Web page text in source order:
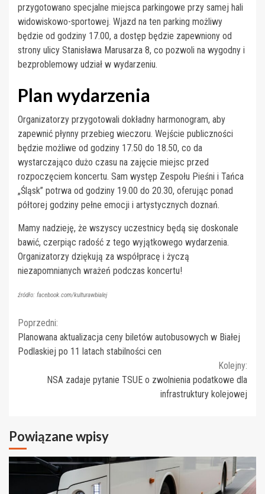
przygotowano specjalne miejsca parkingowe przy samej hali
widowiskowo-sportowej. Wjazd na ten parking możliwy
będzie od godziny 17.00, a dostęp będzie zapewniony od
strony ulicy Stanisława Marusarza 8, co pozwoli na wygodny i
bezproblemowy udział w wydarzeniu.
Plan wydarzenia
Organizatorzy przygotowali dokładny harmonogram, aby
zapewnić płynny przebieg wieczoru. Wejście publiczności
będzie możliwe od godziny 17.50 do 18.50, co da
wystarczająco dużo czasu na zajęcie miejsc przed
rozpoczęciem koncertu. Sam występ Zespołu Pieśni i Tańca
„Śląsk” potrwa od godziny 19.00 do 20.30, oferując ponad
półtorej godziny pełne emocji i artystycznych doznań.
Mamy nadzieję, że wszyscy uczestnicy będą się doskonale
bawić, czerpiąc radość z tego wyjątkowego wydarzenia.
Organizatorzy dziękują za współpracę i życzą
niezapomnianych wrażeń podczas koncertu!
źródło: facebook.com/kulturawbialej
Continue
Reading
Poprzedni:
Planowana aktualizacja ceny biletów autobusowych w Białej
Podlaskiej po 11 latach stabilności cen
Kolejny:
NSA zadaje pytanie TSUE o zwolnienia podatkowe dla
infrastruktury kolejowej
Powiązane wpisy